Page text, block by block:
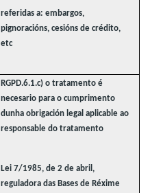
referidas a: embargos,
pignoracións, cesións de crédito,
etc
RGPD.6.1.c) o tratamento é
necesario para o cumprimento
dunha obrigación legal aplicable ao
responsable do tratamento
Lei 7/1985, de 2 de abril,
reguladora das Bases de Réxime